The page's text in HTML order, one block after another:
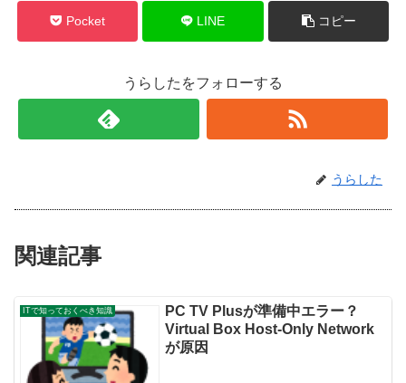
Pocket LINE コピー
うらしたをフォローする
うらした
関連記事
ITで知っておくべき知識
PC TV Plusが準備中エラー？
Virtual Box Host-Only Network
が原因